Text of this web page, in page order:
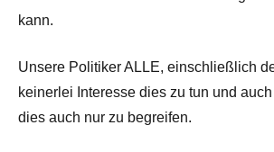
kann.
Unsere Politiker ALLE, einschließlich
keinerlei Interesse dies zu tun und
dies auch nur zu begreifen.